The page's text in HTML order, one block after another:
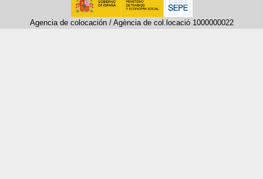
Agencia de colocación / Agència de col.locació 1000000022